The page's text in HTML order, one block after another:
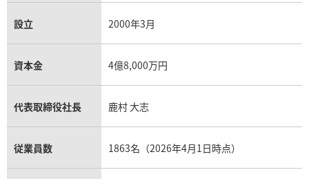
設立 2000年3月
資本金 4億8,000万円
代表取締役社長 鹿村 大志
従業員数 1863名（2026年4月1日時点）